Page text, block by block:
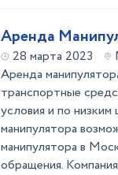
Аренда
28 марта 2023
Аренда
транспортные
условия и по
манипулятора
манипулятора в
обращения.